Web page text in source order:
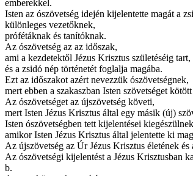
emberekkel.
Isten az ószövetség idején kijelentette magát a
különleges vezetőknek,
prófétáknak és tanítóknak.
Az ószövetség az az időszak,
ami a kezdetektől Jézus Krisztus születéséig tart,
és a zsidó nép történetét foglalja magába.
Ezt az időszakot azért nevezzük ószövetségnek,
mert ebben a szakaszban Isten szövetséget
Az ószövetséget az újszövetség követi,
mert Isten Jézus Krisztus által egy másik (új)
Isten ószövetségben tett kijelentései
amikor Isten Jézus Krisztus által jelentette ki
Az újszövetség az Úr Jézus Krisztus életének és
Az ószövetségi kijelentést a Jézus Krisztusban
b.